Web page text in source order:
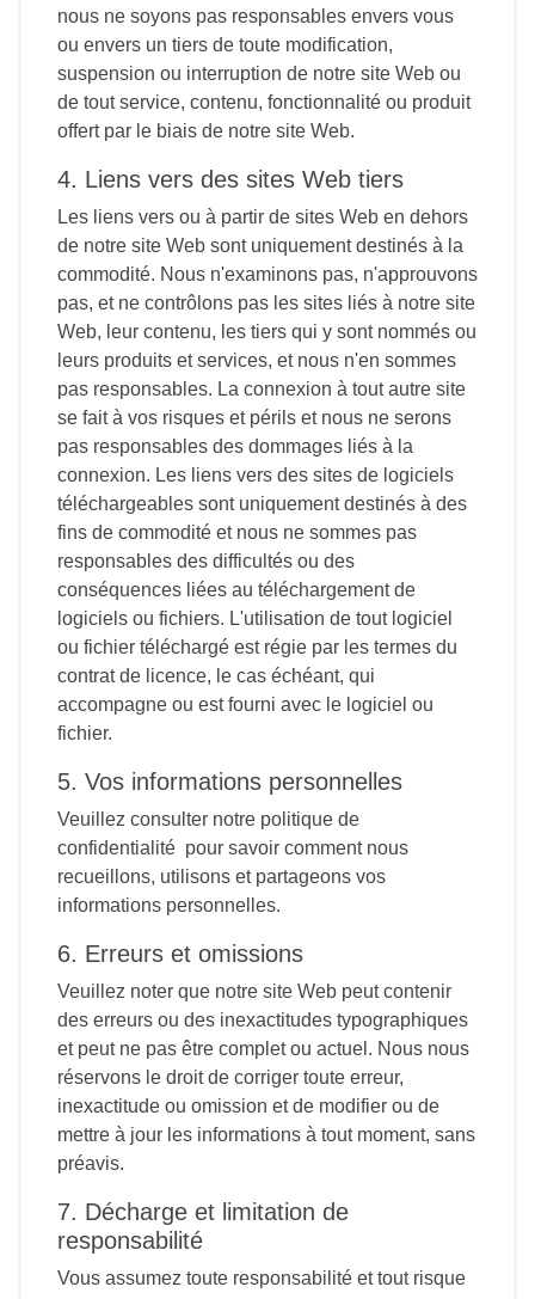
nous ne soyons pas responsables envers vous
ou envers un tiers de toute modification,
suspension ou interruption de notre site Web ou
de tout service, contenu, fonctionnalité ou produit
offert par le biais de notre site Web.
4. Liens vers des sites Web tiers
Les liens vers ou à partir de sites Web en dehors
de notre site Web sont uniquement destinés à la
commodité. Nous n'examinons pas, n'approuvons
pas, et ne contrôlons pas les sites liés à notre site
Web, leur contenu, les tiers qui y sont nommés ou
leurs produits et services, et nous n'en sommes
pas responsables. La connexion à tout autre site
se fait à vos risques et périls et nous ne serons
pas responsables des dommages liés à la
connexion. Les liens vers des sites de logiciels
téléchargeables sont uniquement destinés à des
fins de commodité et nous ne sommes pas
responsables des difficultés ou des
conséquences liées au téléchargement de
logiciels ou fichiers. L'utilisation de tout logiciel
ou fichier téléchargé est régie par les termes du
contrat de licence, le cas échéant, qui
accompagne ou est fourni avec le logiciel ou
fichier.
5. Vos informations personnelles
Veuillez consulter notre politique de
confidentialité pour savoir comment nous
recueillons, utilisons et partageons vos
informations personnelles.
6. Erreurs et omissions
Veuillez noter que notre site Web peut contenir
des erreurs ou des inexactitudes typographiques
et peut ne pas être complet ou actuel. Nous nous
réservons le droit de corriger toute erreur,
inexactitude ou omission et de modifier ou de
mettre à jour les informations à tout moment, sans
préavis.
7. Décharge et limitation de
responsabilité
Vous assumez toute responsabilité et tout risque